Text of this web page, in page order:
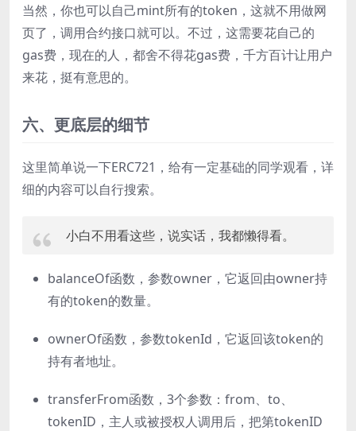
当然，你也可以自己mint所有的token，这就不用做网
页了，调用合约接口就可以。不过，这需要花自己的
gas费，现在的人，都舍不得花gas费，千方百计让用户
来花，挺有意思的。
六、更底层的细节
这里简单说一下ERC721，给有一定基础的同学观看，详
细的内容可以自行搜索。
小白不用看这些，说实话，我都懒得看。
balanceOf函数，参数owner，它返回由owner持
有的token的数量。
ownerOf函数，参数tokenId，它返回该token的
持有者地址。
transferFrom函数，3个参数：from、to、
tokenID，主人或被授权人调用后，把第tokenID